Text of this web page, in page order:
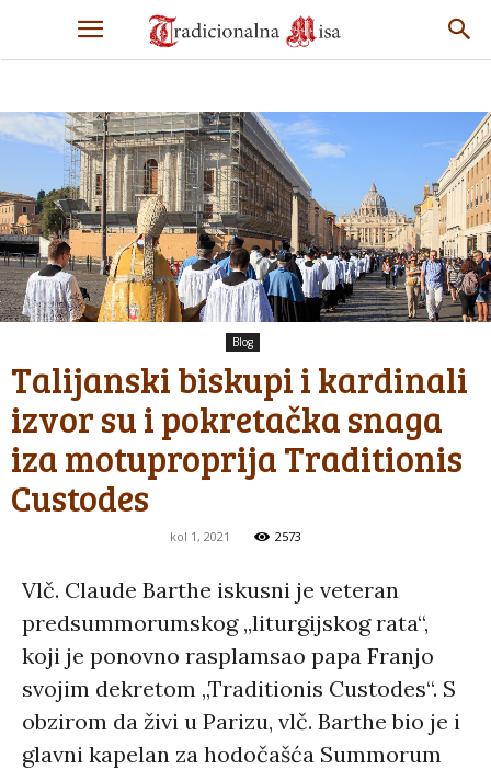
Blog
Talijanski biskupi i kardinali
izvor su i pokretačka snaga
iza motuproprija Traditionis
Custodes
kol 1, 2021 2573
Vlč. Claude Barthe iskusni je veteran
predsummorumskog „liturgijskog rata“,
koji je ponovno rasplamsao papa Franjo
svojim dekretom „Traditionis Custodes“. S
obzirom da živi u Parizu, vlč. Barthe bio je i
glavni kapelan za hodočašća Summorum